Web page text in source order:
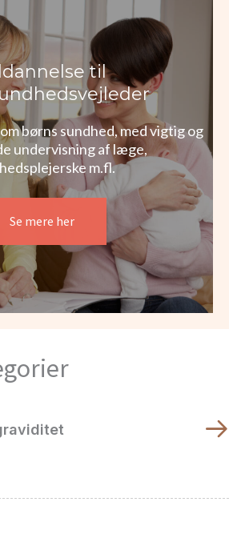
til
børns sundhed, med vigtig og
undervisning af læge,
m.fl.
Se mere her